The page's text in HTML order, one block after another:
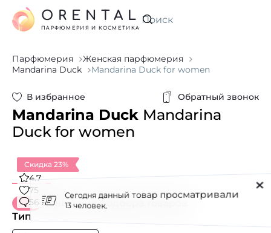
Искать
ORENTAL
ПАРФЮМЕРИЯ И КОСМЕТИКА
Парфюмерия
Женская парфюмерия
Mandarina Duck
Mandarina Duck for women
В избранное Обратный звонок
Mandarina Duck Mandarina
Duck for women
Скидка 23%
4.7
75
56 Новый вид подбора товаров
Тип